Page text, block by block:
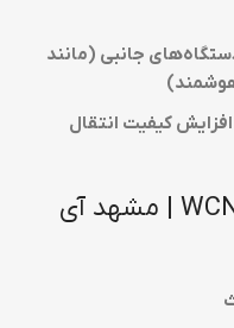
جانبی (مانند
کیفیت انتقال
مشکلات رایج ای‌سی WCN3998 | مشهد آی